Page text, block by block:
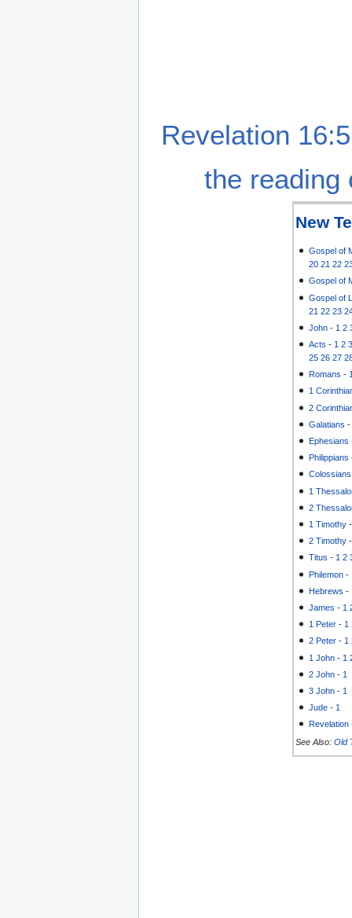
Revelation
the reading
New
Gospel of
20 21 22
Gospel of
Gospel of
21 22 23
John - 1 2
Acts - 1 2
25 26 27
Romans -
1
2
Galatians
Ephesians
Philippians
Colossians
1
2
1 Timothy
2 Timothy
Titus -1 2
Philemon -
Hebrews -
James - 1
1 Peter - 1
2 Peter -1
1 John - 1
2 John - 1
3 John - 1
Jude - 1
Revelation
See Also: Old